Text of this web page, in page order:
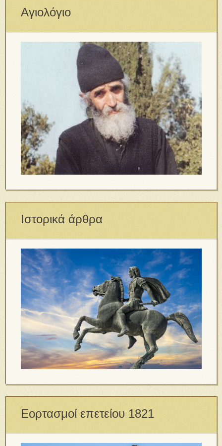
Αγιολόγιο
Ιστορικά άρθρα
Εορτασμοί επετείου 1821